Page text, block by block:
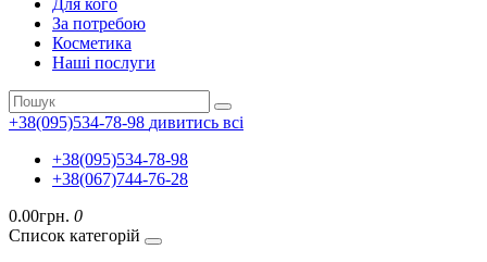
Для кого
За потребою
Косметика
Наші послуги
+38(095)534-78-98 дивитись всі
+38(095)534-78-98
+38(067)744-76-28
0.00грн. 0
Список категорій